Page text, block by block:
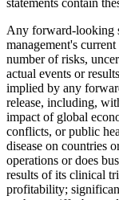
Any forward-looking
management's
number of risks,
actual events or
implied by any
release, including,
impact of global
conflicts, or public
disease on countries
operations or does
results of its clinical
profitability;